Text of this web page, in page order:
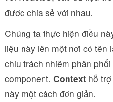
được chia sẻ với nhau.
Chúng ta thực hiện điều
liệu này lên một nơi có tên
chịu trách nhiệm phân
component. Context hỗ
này một cách đơn giản.